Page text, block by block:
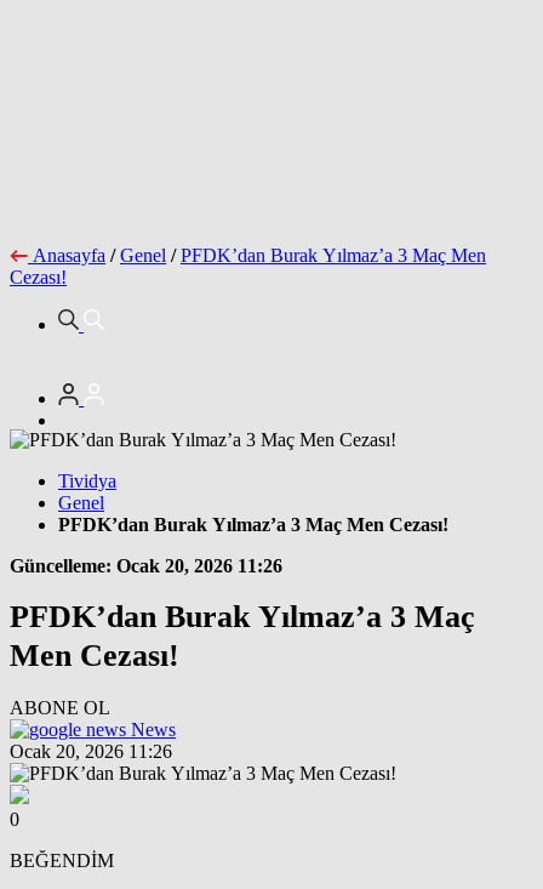
Anasayfa / Genel / PFDK’dan Burak Yılmaz’a 3 Maç Men
Cezası!
Tividya
Genel
PFDK’dan Burak Yılmaz’a 3 Maç Men Cezası!
Güncelleme: Ocak 20, 2026 11:26
PFDK’dan Burak Yılmaz’a 3 Maç
Men Cezası!
ABONE OL
News
Ocak 20, 2026 11:26
0
BEĞENDİM